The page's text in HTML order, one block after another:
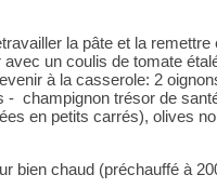
la pâte et la
avec un coulis de tomate
à la casserole: 2
- champignon trésor de
en petits carrés), olives
bien chaud (préchauffé à